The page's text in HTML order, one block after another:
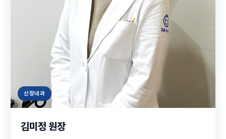
신장내과
김미정 원장